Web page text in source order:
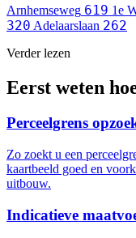
Arnhemseweg 619 1e
320 Adelaarslaan 262
Verder lezen
Eerst weten
Perceelgrens
Zo zoekt u een
kaartbeeld goed en
uitbouw.
Indicatieve